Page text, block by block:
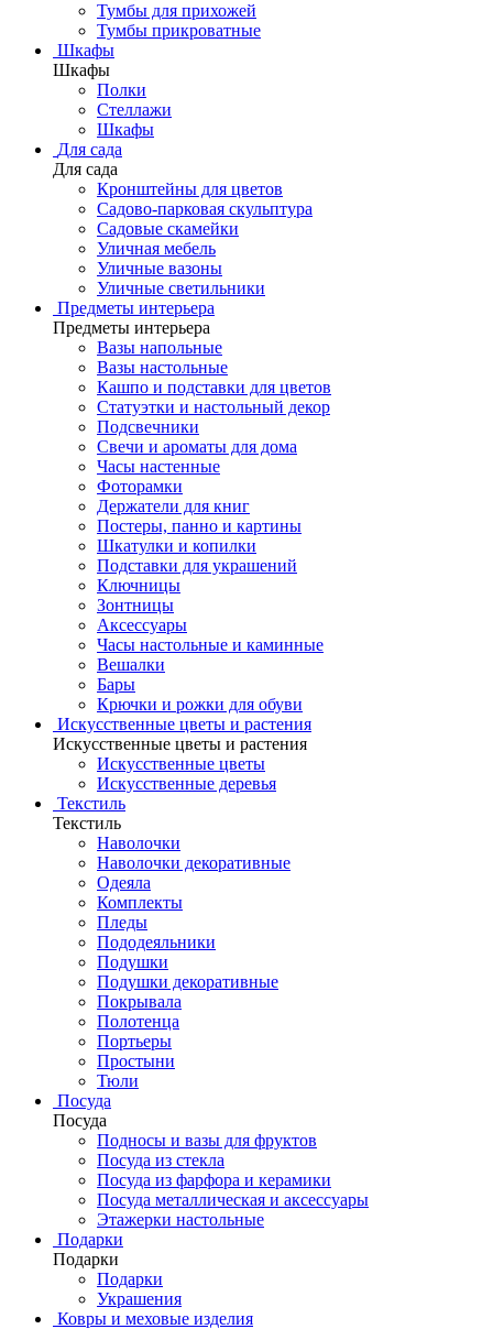
Тумбы для прихожей
Тумбы прикроватные
Шкафы
Шкафы
Полки
Стеллажи
Шкафы
Для сада
Для сада
Кронштейны для цветов
Садово-парковая скульптура
Садовые скамейки
Уличная мебель
Уличные вазоны
Уличные светильники
Предметы интерьера
Предметы интерьера
Вазы напольные
Вазы настольные
Кашпо и подставки для цветов
Статуэтки и настольный декор
Подсвечники
Свечи и ароматы для дома
Часы настенные
Фоторамки
Держатели для книг
Постеры, панно и картины
Шкатулки и копилки
Подставки для украшений
Ключницы
Зонтницы
Аксессуары
Часы настольные и каминные
Вешалки
Бары
Крючки и рожки для обуви
Искусственные цветы и растения
Искусственные цветы и растения
Искусственные цветы
Искусcтвенные деревья
Текстиль
Текстиль
Наволочки
Наволочки декоративные
Одеяла
Комплекты
Пледы
Пододеяльники
Подушки
Подушки декоративные
Покрывала
Полотенца
Портьеры
Простыни
Тюли
Посуда
Посуда
Подносы и вазы для фруктов
Посуда из стекла
Посуда из фарфора и керамики
Посуда металлическая и аксессуары
Этажерки настольные
Подарки
Подарки
Подарки
Украшения
Ковры и меховые изделия